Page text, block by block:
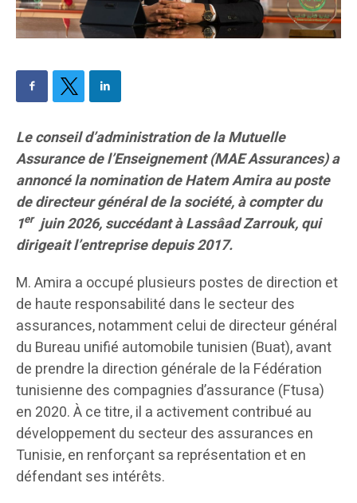
Le conseil d’administration de la Mutuelle
Assurance de l’Enseignement (MAE Assurances) a
annoncé la nomination de Hatem Amira au poste
de directeur général de la société, à compter du
1erjuin 2026, succédant à Lassâad Zarrouk, qui
dirigeait l’entreprise depuis 2017.
M. Amira a occupé plusieurs postes de direction et
de haute responsabilité dans le secteur des
assurances, notamment celui de directeur général
du Bureau unifié automobile tunisien (Buat), avant
de prendre la direction générale de la Fédération
tunisienne des compagnies d’assurance (Ftusa)
en 2020. À ce titre, il a activement contribué au
développement du secteur des assurances en
Tunisie, en renforçant sa représentation et en
défendant ses intérêts.